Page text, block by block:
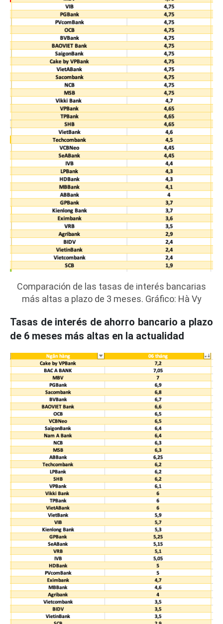
Comparación de las tasas de interés bancarias
más altas a plazo de 3 meses. Gráfico: Hà Vy
Tasas de interés de ahorro bancario a plazo
de 6 meses más altas en la actualidad